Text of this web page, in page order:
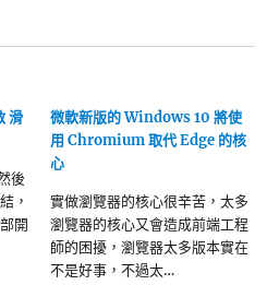
滑
後
，
開
微軟新版的 Windows 10 將使
用 Chromium 取代 Edge 的核
心
實做瀏覽器的核心很辛苦，太多
瀏覽器的核心又會造成前端工程
師的困擾，瀏覽器太多版本實在
不是好事，不過太…